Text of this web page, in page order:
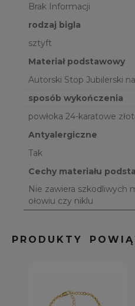
Brak Informacji
rodzaj bigla
sztyft
Materiał podstawowy
Autorski Stop Jubilerski
sposób wykończenia
powłoka 24-karatowe
Antyalergiczne
Tak
Cechy materiału
Nie zawiera szkodliwych
ołowiu czy niklu
PRODUKTY